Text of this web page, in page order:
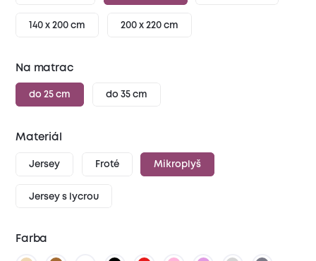
140 x 200 cm 200 x 220 cm
Na matrac
do 25 cm do 35 cm
Materiál
Jersey Froté Mikroplyš
Jersey s lycrou
Farba